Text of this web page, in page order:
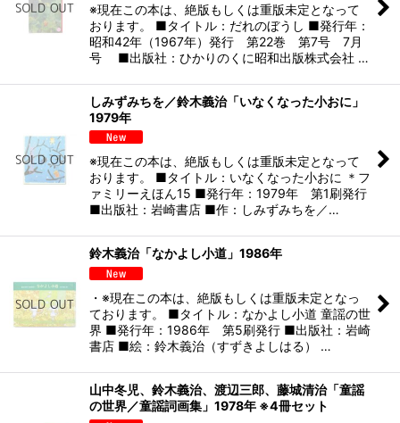
※現在この本は、絶版もしくは重版未定となって
おります。 ■タイトル：だれのぼうし ■発行年：
昭和42年（1967年）発行 第22巻 第7号 7月
号 ■出版社：ひかりのくに昭和出版株式会社 …
しみずみちを／鈴木義治「いなくなった小おに」
1979年
※現在この本は、絶版もしくは重版未定となって
おります。 ■タイトル：いなくなった小おに ＊フ
ァミリーえほん15 ■発行年：1979年 第1刷発行
■出版社：岩崎書店 ■作：しみずみちを／…
鈴木義治「なかよし小道」1986年
・※現在この本は、絶版もしくは重版未定となっ
ております。 ■タイトル：なかよし小道 童謡の世
界 ■発行年：1986年 第5刷発行 ■出版社：岩崎
書店 ■絵：鈴木義治（すずきよしはる） …
山中冬児、鈴木義治、渡辺三郎、藤城清治「童謡
の世界／童謡詞画集」1978年 ※4冊セット